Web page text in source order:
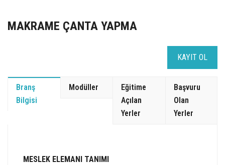
MAKRAME ÇANTA YAPMA
KAYIT OL
Branş
Bilgisi
Modüller
Eğitime
Açılan
Yerler
Başvuru
Olan
Yerler
MESLEK ELEMANI TANIMI